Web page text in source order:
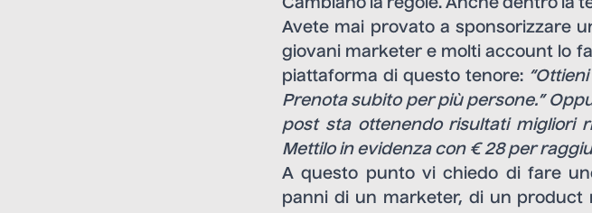
Cambiano la regole. Anche dentro la
Avete mai provato a sponsorizzare
giovani marketer e molti account lo
piattaforma di questo tenore: “
Prenota subito per più persone.”
post sta ottenendo risultati migliori
Mettilo in evidenza con € 28 per
A questo punto vi chiedo di fare
panni di un marketer, di un product